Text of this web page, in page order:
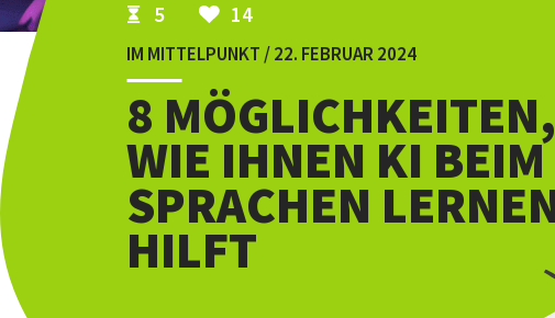
5 14
IM MITTELPUNKT / 22. FEBRUAR 2024
8 MÖGLICHKEITEN,
WIE IHNEN KI BEIM
SPRACHEN
HILFT